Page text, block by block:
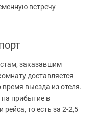
встречу
заказавшим
доставляется
выезда из отеля.
на прибытие в
рейса, то есть за 2-2,5